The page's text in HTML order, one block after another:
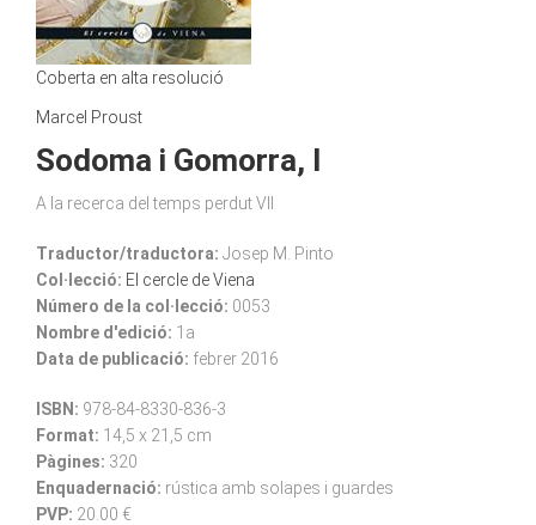
Coberta en alta resolució
Marcel Proust
Sodoma i Gomorra, I
A la recerca del temps perdut VII
Traductor/traductora: Josep M. Pinto
Col·lecció: El cercle de Viena
Número de la col·lecció: 0053
Nombre d'edició: 1a
Data de publicació: febrer 2016
ISBN: 978-84-8330-836-3
Format: 14,5 x 21,5 cm
Pàgines: 320
Enquadernació: rústica amb solapes i guardes
PVP: 20.00 €